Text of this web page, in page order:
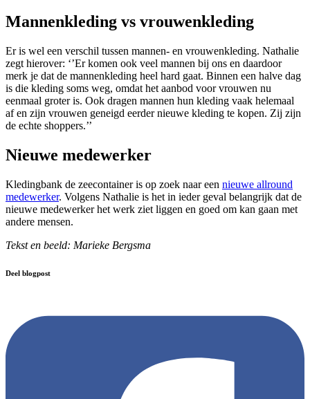
Mannenkleding vs vrouwenkleding
Er is wel een verschil tussen mannen- en vrouwenkleding. Nathalie
zegt hierover: ‘’Er komen ook veel mannen bij ons en daardoor
merk je dat de mannenkleding heel hard gaat. Binnen een halve dag
is die kleding soms weg, omdat het aanbod voor vrouwen nu
eenmaal groter is. Ook dragen mannen hun kleding vaak helemaal
af en zijn vrouwen geneigd eerder nieuwe kleding te kopen. Zij zijn
de echte shoppers.’’
Nieuwe medewerker
Kledingbank de zeecontainer is op zoek naar een nieuwe allround
medewerker. Volgens Nathalie is het in ieder geval belangrijk dat de
nieuwe medewerker het werk ziet liggen en goed om kan gaan met
andere mensen.
Tekst en beeld: Marieke Bergsma
Deel blogpost